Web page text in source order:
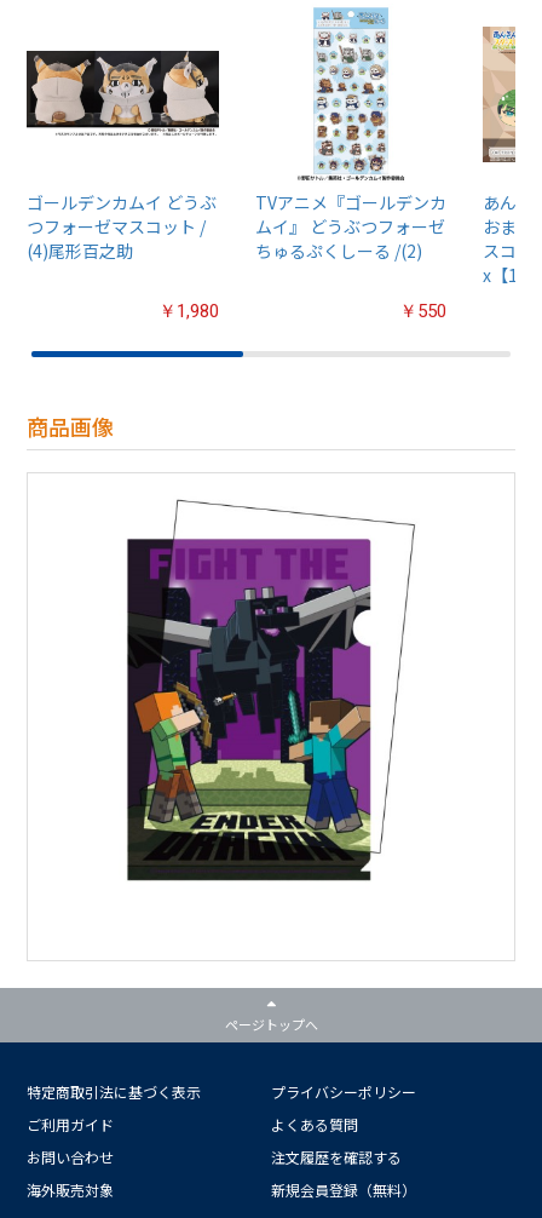
ゴールデンカムイ どうぶ
つフォーゼマスコット /
(4)尾形百之助
￥1,980
TVアニメ『ゴールデンカ
ムイ』 どうぶつフォーゼ
ちゅるぷくしーる /(2)
￥550
あんさ
おまん
スコッ
x【
商品画像
ページトップへ
特定商取引法に基づく表示
プライバシーポリシー
ご利用ガイド
よくある質問
お問い合わせ
注文履歴を確認する
海外販売対象
新規会員登録（無料）